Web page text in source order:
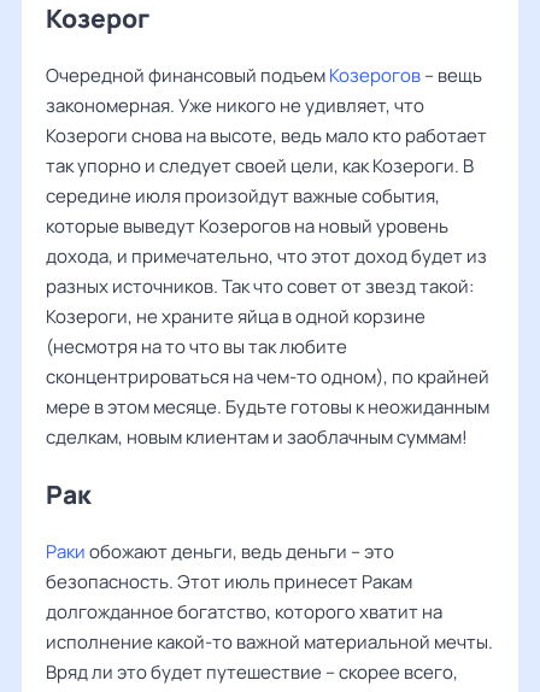
Козерог
Очередной финансовый подъемКозерогов– вещь
закономерная. Уже никого не удивляет, что
Козероги снова на высоте, ведь мало кто работает
так упорно и следует своей цели, как Козероги. В
середине июля произойдут важные события,
которые выведут Козерогов на новый уровень
дохода, и примечательно, что этот доход будет из
разных источников. Так что совет от звезд такой:
Козероги, не храните яйца в одной корзине
(несмотря на то что вы так любите
сконцентрироваться на чем-то одном), по крайней
мере в этом месяце. Будьте готовы к неожиданным
сделкам, новым клиентам и заоблачным суммам!
Рак
Ракиобожают деньги, ведь деньги – это
безопасность. Этот июль принесет Ракам
долгожданное богатство, которого хватит на
исполнение какой-то важной материальной мечты.
Вряд ли это будет путешествие – скорее всего,